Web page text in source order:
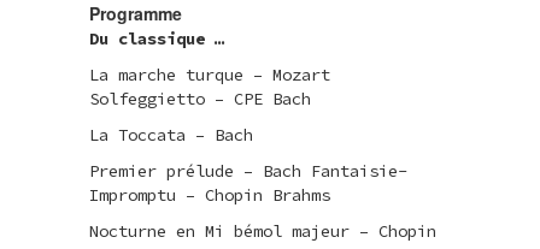
Programme
Du classique …
La marche turque – Mozart
Solfeggietto – CPE Bach
La Toccata – Bach
Premier prélude – Bach Fantaisie-
Impromptu – Chopin Brahms
Nocturne en Mi bémol majeur – Chopin